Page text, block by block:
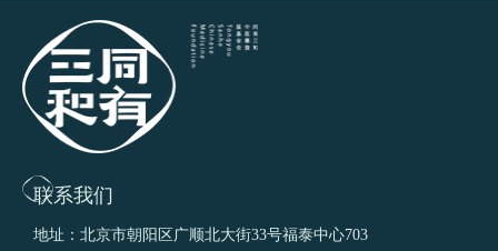
联系我们
地址：北京市朝阳区广顺北大街33号福泰中心703